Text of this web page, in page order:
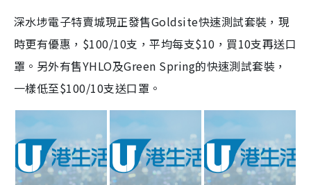
深水埗電子特賣城現正發售Goldsite快速測試套裝，現
時更有優惠，$100/10支，平均每支$10，買10支再送口
罩。另外有售YHLO及Green Spring的快速測試套裝，
一樣低至$100/10支送口罩。